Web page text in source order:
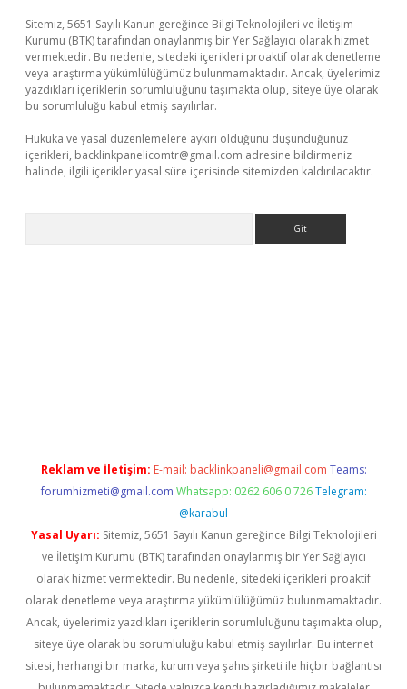
Sitemiz, 5651 Sayılı Kanun gereğince Bilgi Teknolojileri ve İletişim
Kurumu (BTK) tarafından onaylanmış bir Yer Sağlayıcı olarak hizmet
vermektedir. Bu nedenle, sitedeki içerikleri proaktif olarak denetleme
veya araştırma yükümlülüğümüz bulunmamaktadır. Ancak, üyelerimiz
yazdıkları içeriklerin sorumluluğunu taşımakta olup, siteye üye olarak
bu sorumluluğu kabul etmiş sayılırlar.
Hukuka ve yasal düzenlemelere aykırı olduğunu düşündüğünüz
içerikleri, backlinkpanelicomtr@gmail.com adresine bildirmeniz
halinde, ilgili içerikler yasal süre içerisinde sitemizden kaldırılacaktır.
Reklam ve İletişim: E-mail: backlinkpaneli@gmail.com Teams:
forumhizmeti@gmail.com Whatsapp: 0262 606 0 726 Telegram:
@karabul
Yasal Uyarı: Sitemiz, 5651 Sayılı Kanun gereğince Bilgi Teknolojileri
ve İletişim Kurumu (BTK) tarafından onaylanmış bir Yer Sağlayıcı
olarak hizmet vermektedir. Bu nedenle, sitedeki içerikleri proaktif
olarak denetleme veya araştırma yükümlülüğümüz bulunmamaktadır.
Ancak, üyelerimiz yazdıkları içeriklerin sorumluluğunu taşımakta olup,
siteye üye olarak bu sorumluluğu kabul etmiş sayılırlar. Bu internet
sitesi, herhangi bir marka, kurum veya şahıs şirketi ile hiçbir bağlantısı